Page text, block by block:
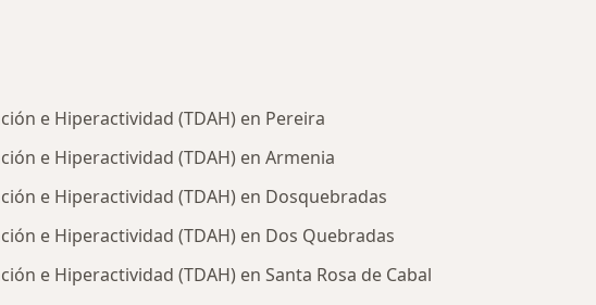
e Hiperactividad (TDAH) en Pereira
e Hiperactividad (TDAH) en Armenia
e Hiperactividad (TDAH) en Dosquebradas
e Hiperactividad (TDAH) en Dos Quebradas
e Hiperactividad (TDAH) en Santa Rosa de Cabal